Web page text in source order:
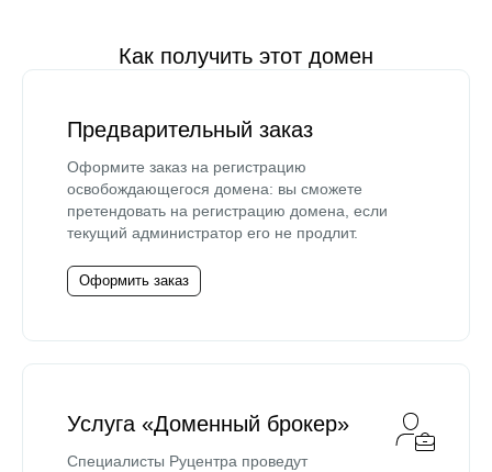
Как получить этот домен
Предварительный заказ
Оформите заказ на регистрацию
освобождающегося домена: вы сможете
претендовать на регистрацию домена, если
текущий администратор его не продлит.
Оформить заказ
Услуга «Доменный брокер»
Специалисты Руцентра проведут